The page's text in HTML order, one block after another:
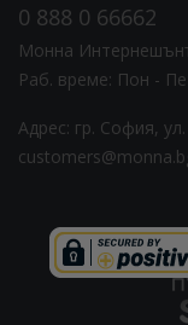
0 888 0 66662
Монна
Раб. време: Пoн -
Адрес: гр. София,